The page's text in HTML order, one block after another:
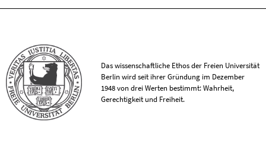
Das wissenschaftliche Ethos der Freien Universität
Berlin wird seit ihrer Gründung im Dezember
1948 von drei Werten bestimmt: Wahrheit,
Gerechtigkeit und Freiheit.